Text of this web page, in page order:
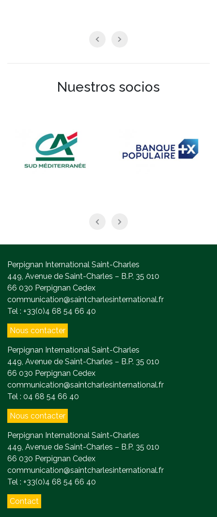
Nuestros socios
Perpignan International Saint-Charles
449, Avenue de Saint-Charles – B.P. 35 010
66 030 Perpignan Cedex
communication@saintcharlesinternational.fr
Tel : +33(0)4 68 54 66 40
Nous contacter
Perpignan International Saint-Charles
449, Avenue de Saint-Charles – B.P. 35 010
66 030 Perpignan Cedex
communication@saintcharlesinternational.fr
Tel : 04 68 54 66 40
Nous contacter
Perpignan International Saint-Charles
449, Avenue de Saint-Charles – B.P. 35 010
66 030 Perpignan Cedex
communication@saintcharlesinternational.fr
Tel : +33(0)4 68 54 66 40
Contact